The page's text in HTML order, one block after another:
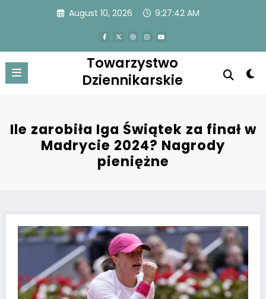
August 10, 2026 9:27:42 AM
Towarzystwo
Dziennikarskie
Ile zarobiła Iga Świątek za finał w
Madrycie 2024? Nagrody
pieniężne